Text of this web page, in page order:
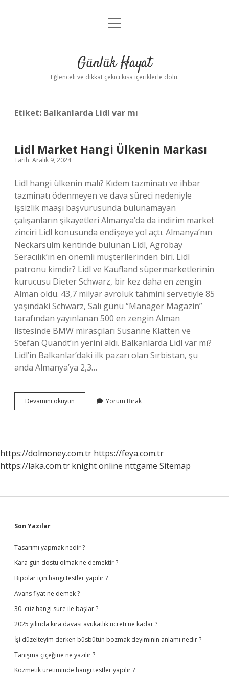
Anasayfa
Yasal Uyarı
menüyü
Günlük Hayat
Eğlenceli ve dikkat çekici kısa içeriklerle dolu.
Etiket: Balkanlarda Lidl var mı
Lidl Market Hangi Ülkenin Markası
Tarih: Aralık 9, 2024
Lidl hangi ülkenin malı? Kıdem tazminatı ve ihbar
tazminatı ödenmeyen ve dava süreci nedeniyle
işsizlik maaşı başvurusunda bulunamayan
çalışanların şikayetleri Almanya’da da indirim market
zinciri Lidl konusunda endişeye yol açtı. Almanya’nın
Neckarsulm kentinde bulunan Lidl, Agrobay
Seracılık’ın en önemli müşterilerinden biri. Lidl
patronu kimdir? Lidl ve Kaufland süpermarketlerinin
kurucusu Dieter Schwarz, bir kez daha en zengin
Alman oldu. 43,7 milyar avroluk tahmini servetiyle 85
yaşındaki Schwarz, Salı günü “Manager Magazin”
tarafından yayınlanan 500 en zengin Alman
listesinde BMW mirasçıları Susanne Klatten ve
Stefan Quandt’ın yerini aldı. Balkanlarda Lidl var mı?
Lidl’in Balkanlar’daki ilk pazarı olan Sırbistan, şu
anda Almanya’ya 2,3…
Devamını okuyun
Market
Yorum Bırak
https://dolmoney.com.tr https://feya.com.tr
https://laka.com.tr knight online nttgame Sitemap
Sidebar
Son Yazılar
Tasarımı yapmak nedir ?
Kara gün dostu olmak ne demektir ?
Bipolar için hangi testler yapılır ?
Avans fiyat ne demek ?
30. cüz hangi sure ile başlar ?
2025 yılında kira davası avukatlık ücreti ne kadar ?
İşi düzelteyim derken büsbütün bozmak deyiminin anlamı nedir ?
Tanışma çiçeğine ne yazılır ?
Kozmetik üretiminde hangi testler yapılır ?